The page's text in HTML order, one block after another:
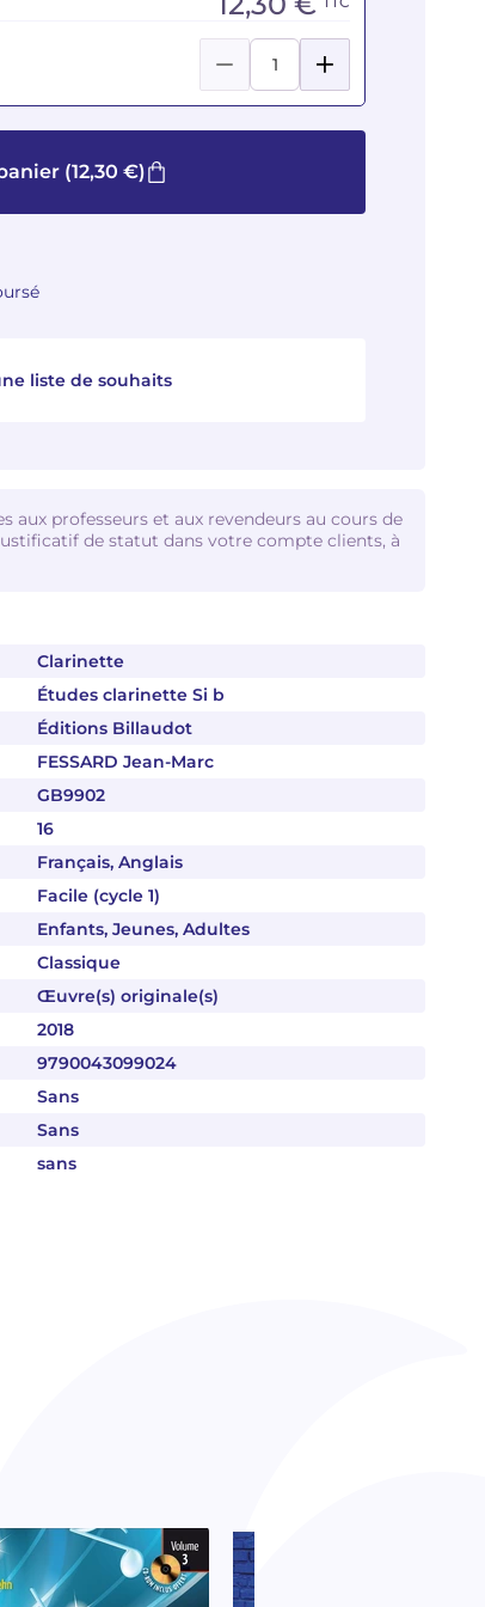
Clarinette
Études clarinette Si b
Éditions Billaudot
FESSARD Jean-Marc
GB9902
16
Français, Anglais
Facile (cycle 1)
Enfants, Jeunes, Adultes
Classique
Œuvre(s) originale(s)
2018
9790043099024
Sans
Sans
sans
(12,30 €)
liste de souhaits
aux professeurs et aux revendeurs au cours de
de statut dans votre compte clients, à